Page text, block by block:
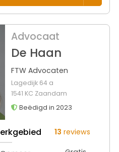
Advocaat
De Haan
FTW Advocaten
Lagedijk 64 a
1541 KC Zaandam
Beëdigd in 2023
13 reviews